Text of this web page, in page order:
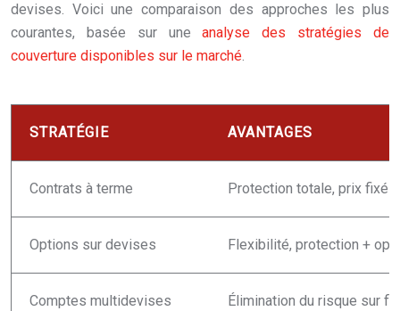
devises. Voici une comparaison des approches les plus
courantes, basée sur uneanalyse des stratégies de
couverture disponibles sur le marché.
STRATÉGIE AVANTAGES
Contrats à terme Protection totale, prix fixé
Options sur devises Flexibilité, protection +
Comptes multidevises Élimination du risque sur